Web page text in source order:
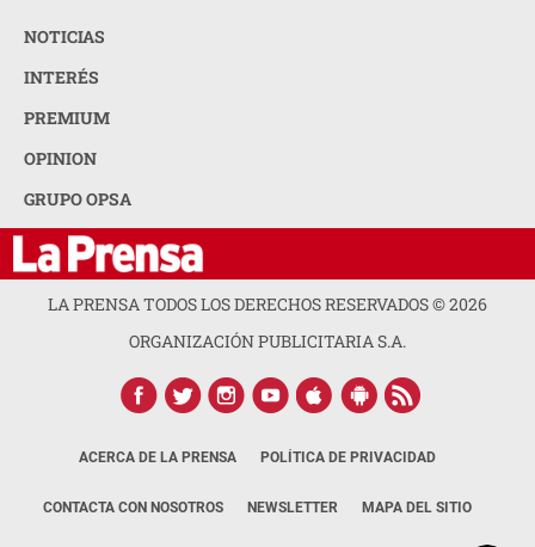
NOTICIAS
INTERÉS
PREMIUM
OPINION
GRUPO OPSA
LA PRENSA TODOS LOS DERECHOS RESERVADOS ©2026
ORGANIZACIÓN PUBLICITARIA S.A.
ACERCA DE LA PRENSA POLÍTICA DE PRIVACIDAD
CONTACTA CON NOSOTROS NEWSLETTER MAPA DEL SITIO